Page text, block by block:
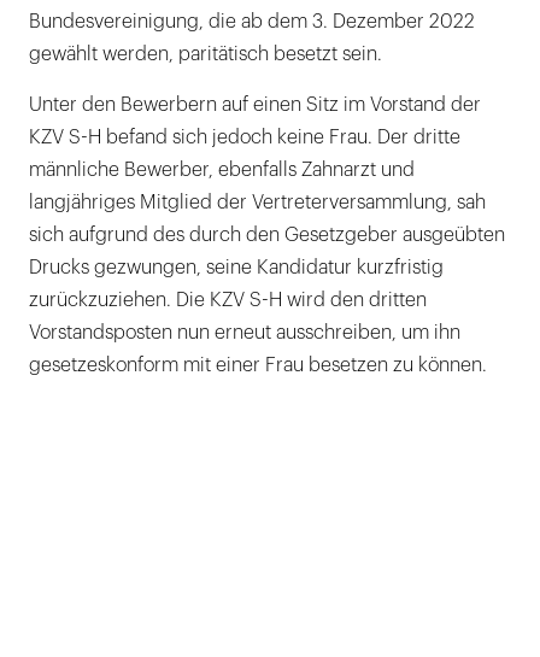
Bundesvereinigung, die ab dem 3. Dezember 2022
gewählt werden, paritätisch besetzt sein.
Unter den Bewerbern auf einen Sitz im Vorstand der
KZV S-H befand sich jedoch keine Frau. Der dritte
männliche Bewerber, ebenfalls Zahnarzt und
langjähriges Mitglied der Vertreterversammlung, sah
sich aufgrund des durch den Gesetzgeber ausgeübten
Drucks gezwungen, seine Kandidatur kurzfristig
zurückzuziehen. Die KZV S-H wird den dritten
Vorstandsposten nun erneut ausschreiben, um ihn
gesetzeskonform mit einer Frau besetzen zu können.